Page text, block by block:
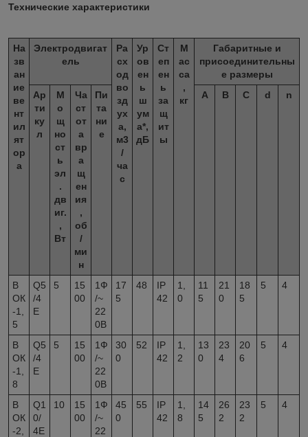
Технические характеристики
На
зв
ан
ие
ве
нт
ил
ят
ор
а
Электродвигат
ель
Ра
сх
од
во
зд
ух
а,
м3
/
ча
с
Ур
ов
ен
ь
ш
ум
а*,
дБ
Ст
еп
ен
ь
за
щ
ит
ы
М
ас
са
,
кг
Габаритные и
присоединительны
е размеры
Ар
ти
ку
л
М
о
щ
но
ст
ь
эл
.
дв
иг.
,
Вт
Ча
ст
от
а
вр
а
щ
ен
ия
,
об
/
ми
н
Пи
та
ни
е
А B C d n
В
ОК
-1,
5
Q5
/4
E
5
15
00
1Ф
/~
22
0В
17
5
48
IP
42
1,
0
11
5
21
0
18
5
5 4
В
ОК
-1,
8
Q5
/4
E
5
15
00
1Ф
/~
22
0В
30
0
52
IP
42
1,
2
13
0
23
4
20
6
5 4
В
ОК
-2,
Q1
0/
4E
10
15
00
1Ф
/~
22
45
0
55
IP
42
1,
8
14
5
26
2
23
2
5 4